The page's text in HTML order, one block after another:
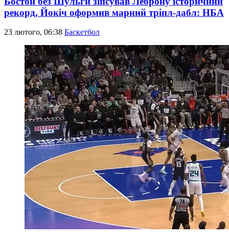
рекорд, Йокіч оформив марний тріпл-дабл: НБА
23 лютого, 06:38 Баскетбол